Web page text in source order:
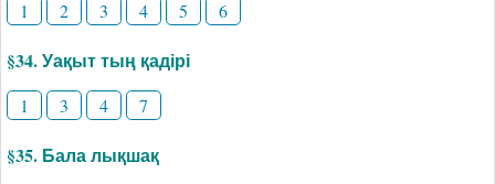
1 2 3 4 5 6
§34. Уақыт тың қадірі
1 3 4 7
§35. Бала лықшақ